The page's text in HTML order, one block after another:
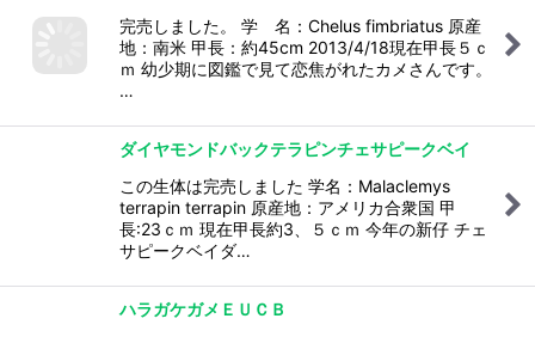
完売しました。 学 名：Chelus fimbriatus 原産
地：南米 甲長：約45cm 2013/4/18現在甲長５ｃ
ｍ 幼少期に図鑑で見て恋焦がれたカメさんです。
…
ダイヤモンドバックテラピンチェサピークベイ
この生体は完売しました 学名：Malaclemys
terrapin terrapin 原産地：アメリカ合衆国 甲
長:23ｃｍ 現在甲長約3、５ｃｍ 今年の新仔 チェ
サピークベイダ…
ハラガケガメＥＵＣＢ